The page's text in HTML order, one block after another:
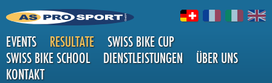
EVENTS RESULTATE
SWISS BIKE CUP
SWISS BIKE SCHOOL
DIENSTLEISTUNGEN
ÜBER UNS
KONTAKT